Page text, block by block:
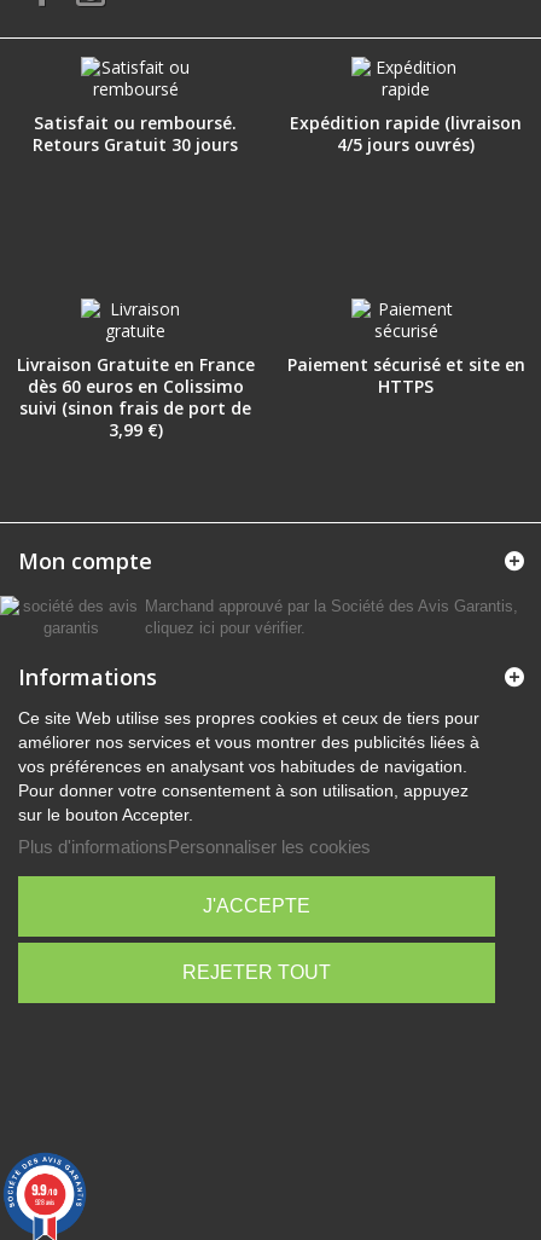
Satisfait ou remboursé.
Retours Gratuit 30 jours
Expédition rapide (livraison
4/5 jours ouvrés)
Livraison Gratuite en France
dès 60 euros en Colissimo
suivi (sinon frais de port de
3,99 €)
Paiement sécurisé et site en
HTTPS
Mon compte
Marchand approuvé par la Société des Avis Garantis,
cliquez ici pour vérifier.
Informations
Ce site Web utilise ses propres cookies et ceux de tiers pour
améliorer nos services et vous montrer des publicités liées à
vos préférences en analysant vos habitudes de navigation.
Pour donner votre consentement à son utilisation, appuyez
sur le bouton Accepter.
Plus d'informationsPersonnaliser les cookies
REJETER TOUT
J'ACCEPTE
9.9/10
928 avis